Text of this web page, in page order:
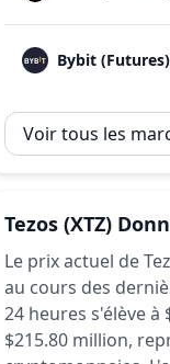
Bybit (Futures)
Voir tous les
Tezos (XTZ)
Le prix actuel de
au cours des
24 heures s'élève à
$215.80 million,